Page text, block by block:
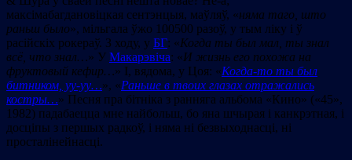
максімабагдановіцкая сентэнцыя, маўляў, «няма таго, што
раньш было», мільгала ўжо 100500 разоў, у тым ліку і ў
расійскіх рокераў. З ходу, у БГ: «Когда ты был мал, ты знал
всё, что знал…» У Макарэвіча: «И жизнь его похожа на
фруктовый кефир…» І, вядома, у Цоя: «Когда-то ты был
битником, уу-уу…», «Раньше в твоих глазах отражались
костры…» Песня пра бітніка з ранняга альбома «Кино» («45»,
1982) падабаецца мне найбольш, бо яна шчырая і канкрэтная, і
досціпы з першых радкоў, і няма ні безвыходнасці, ні
просталінейнасці.